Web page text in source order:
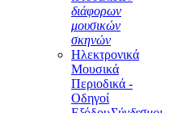
διάφορων
μουσικών
σκηνών
Ηλεκτρονικά
Μουσικά
Περιοδικά -
Οδηγοί